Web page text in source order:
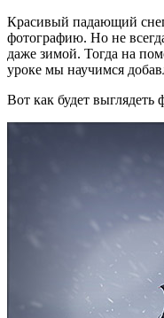
Красивый падающий
фотографию. Но не
даже зимой. Тогда на
уроке мы научимся
Вот как будет выглядеть